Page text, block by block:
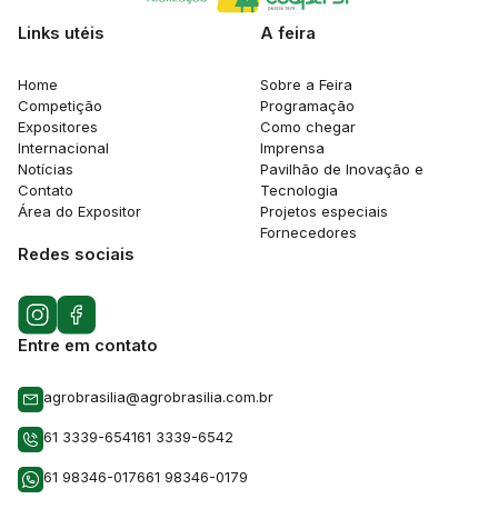
Links utéis
Home
Competição
Expositores
Internacional
Notícias
Contato
Área do Expositor
A feira
Sobre a Feira
Programação
Como chegar
Imprensa
Pavilhão de Inovação e
Tecnologia
Projetos especiais
Fornecedores
Redes sociais
Entre em contato
agrobrasilia@agrobrasilia.com.br
61 3339-654161 3339-6542
61 98346-017661 98346-0179